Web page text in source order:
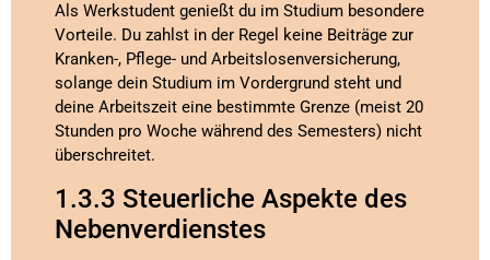
Als Werkstudent genießt du im Studium besondere
Vorteile. Du zahlst in der Regel keine Beiträge zur
Kranken-, Pflege- und Arbeitslosenversicherung,
solange dein Studium im Vordergrund steht und
deine Arbeitszeit eine bestimmte Grenze (meist 20
Stunden pro Woche während des Semesters) nicht
überschreitet.
1.3.3 Steuerliche Aspekte des
Nebenverdienstes